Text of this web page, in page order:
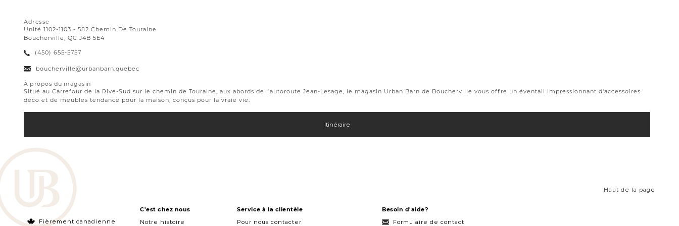
Adresse
Unité 1102-1103 - 582 Chemin De Touraine
Boucherville, QC J4B 5E4
(450) 655-5757
boucherville@urbanbarn.quebec
À propos du magasin
Situé au Carrefour de la Rive-Sud sur le chemin de Touraine, aux abords de l'autoroute Jean-Lesage, le magasin Urban Barn de Boucherville vous offre un éventail impressionnant d'accessoires
déco et de meubles tendance pour la maison, conçus pour la vraie vie.
Itinéraire
Haut de la page
Fièrement canadienne
C'est chez nous
Notre histoire
Service à la clientèle
Pour nous contacter
Besoin d'aide?
Formulaire de contact